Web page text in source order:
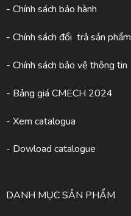
- Chính sách bảo hành
- Chính sách đổi trả sản phẩm
- Chính sách bảo vệ thông tin
- Bảng giá CMECH 2024
- Xem catalogua
- Dowload catalogue
DANH MỤC SẢN PHẨM